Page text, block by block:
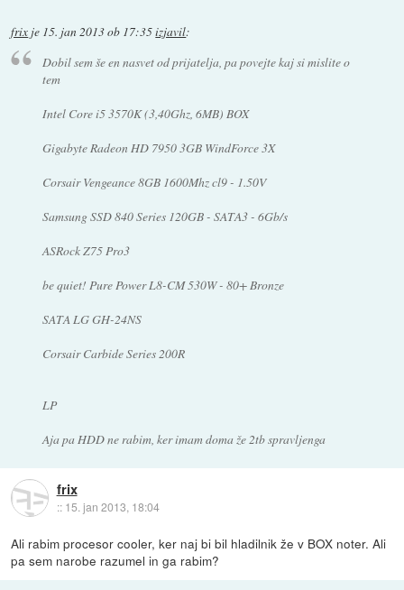
frix je 15. jan 2013 ob 17:35izjavil:
Dobil sem še en nasvet od prijatelja, pa povejte kaj si mislite o
tem
Intel Core i5 3570K (3,40Ghz, 6MB) BOX
Gigabyte Radeon HD 7950 3GB WindForce 3X
Corsair Vengeance 8GB 1600Mhz cl9 - 1.50V
Samsung SSD 840 Series 120GB - SATA3 - 6Gb/s
ASRock Z75 Pro3
be quiet! Pure Power L8-CM 530W - 80+ Bronze
SATA LG GH-24NS
Corsair Carbide Series 200R
LP
Aja pa HDD ne rabim, ker imam doma že 2tb spravljenga
frix
:: 15. jan 2013, 18:04
Ali rabim procesor cooler, ker naj bi bil hladilnik že v BOX noter. Ali
pa sem narobe razumel in ga rabim?